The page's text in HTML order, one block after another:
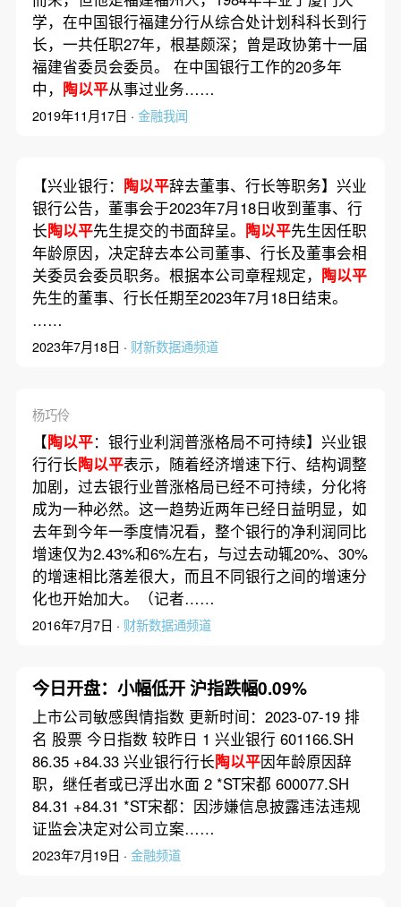
学，在中国银行福建分行从综合处计划科科长到行
长，一共任职27年，根基颇深；曾是政协第十一届
福建省委员会委员。 在中国银行工作的20多年
中， 陶以平从事过业务……
2019年11月17日 · 金融我闻
【兴业银行： 陶以平辞去董事、行长等职务】兴业
银行公告，董事会于2023年7月18日收到董事、行
长陶以平先生提交的书面辞呈。 陶以平先生因任职
年龄原因，决定辞去本公司董事、行长及董事会相
关委员会委员职务。根据本公司章程规定， 陶以平
先生的董事、行长任期至2023年7月18日结束。
……
2023年7月18日 · 财新数据通频道
杨巧伶
【陶以平：银行业利润普涨格局不可持续】兴业银
行行长陶以平表示，随着经济增速下行、结构调整
加剧，过去银行业普涨格局已经不可持续，分化将
成为一种必然。这一趋势近两年已经日益明显，如
去年到今年一季度情况看，整个银行的净利润同比
增速仅为2.43%和6%左右，与过去动辄20%、30%
的增速相比落差很大，而且不同银行之间的增速分
化也开始加大。（记者……
2016年7月7日 · 财新数据通频道
今日开盘：小幅低开 沪指跌幅0.09%
上市公司敏感舆情指数 更新时间：2023-07-19 排
名 股票 今日指数 较昨日 1 兴业银行 601166.SH
86.35 +84.33 兴业银行行长陶以平因年龄原因辞
职，继任者或已浮出水面 2 *ST宋都 600077.SH
84.31 +84.31 *ST宋都：因涉嫌信息披露违法违规
证监会决定对公司立案……
2023年7月19日 · 金融频道